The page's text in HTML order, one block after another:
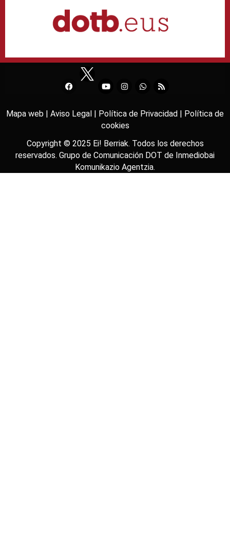
Mapa web | Aviso Legal | Política de Privacidad |
Política de
cookies
Copyright © 2025 Ei! Berriak. Todos los derechos
reservados. Grupo de Comunicación DOT de Inmediobai
Komunikazio Agentzia.